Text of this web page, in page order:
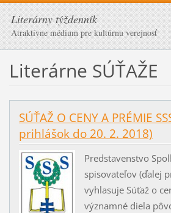
Literárny týždenník
Atraktívne médium pre kultúrnu verejnosť
Literárne SÚŤAŽE
SÚŤAŽ O CENY A PRÉMIE
prihlášok do 20. 2. 2018)
Predstavenstvo
spisovateľov (ďalej
vyhlasuje Súťaž o
významné diela